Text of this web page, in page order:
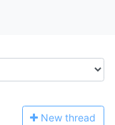
New thread